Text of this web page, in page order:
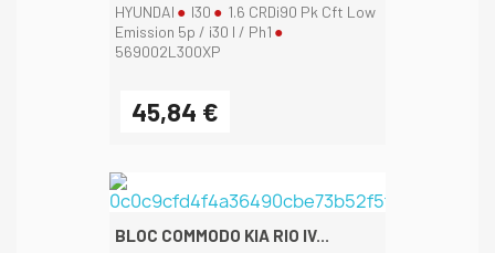
HYUNDAI I30
1.6 CRDi90 Pk Cft Low
Emission 5p / i30 I / Ph1
569002L300XP
45,84 €
BLOC COMMODO KIA RIO IV...